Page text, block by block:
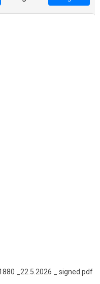
_22.5.2026 _.signed.pdf